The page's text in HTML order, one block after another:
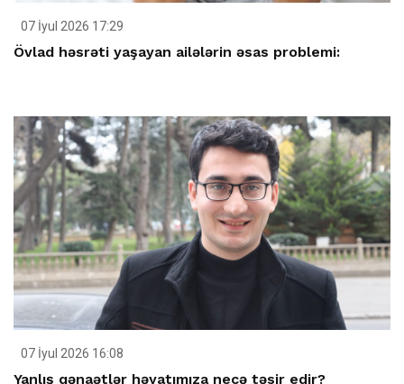
07 İyul 2026 17:29
Övlad həsrəti yaşayan ailələrin əsas problemi:
07 İyul 2026 16:08
Yanlış qənaətlər həyatımıza necə təsir edir?